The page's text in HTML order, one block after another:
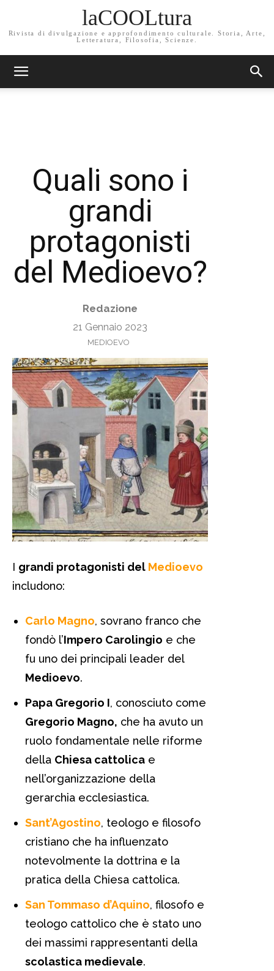
laCOOLtura
Rivista di divulgazione e approfondimento culturale. Storia, Arte,
Letteratura, Filosofia, Scienze.
Quali sono i
grandi
protagonisti
del Medioevo?
Redazione
21 Gennaio 2023
MEDIOEVO
I grandi protagonisti del Medioevo
includono:
Carlo Magno, sovrano franco che
fondò l’Impero Carolingio e che
fu uno dei principali leader del
Medioevo.
Papa Gregorio I, conosciuto come
Gregorio Magno, che ha avuto un
ruolo fondamentale nelle riforme
della Chiesa cattolica e
nell’organizzazione della
gerarchia ecclesiastica.
Sant’Agostino, teologo e filosofo
cristiano che ha influenzato
notevolmente la dottrina e la
pratica della Chiesa cattolica.
San Tommaso d’Aquino, filosofo e
teologo cattolico che è stato uno
dei massimi rappresentanti della
scolastica medievale.